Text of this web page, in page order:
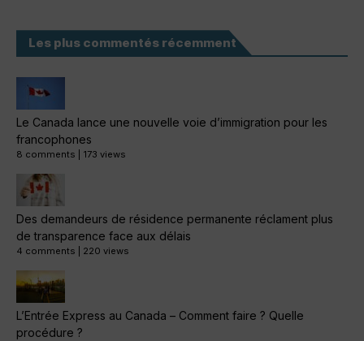
Les plus commentés récemment
Le Canada lance une nouvelle voie d’immigration pour les
francophones
8 comments 173 views
Des demandeurs de résidence permanente réclament plus
de transparence face aux délais
4 comments 220 views
L’Entrée Express au Canada – Comment faire ? Quelle
procédure ?